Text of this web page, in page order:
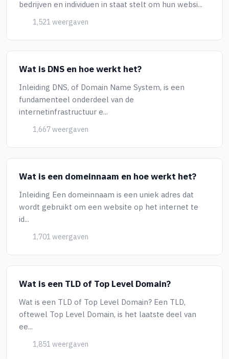
bedrijven en individuen in staat stelt om hun websi...
1,521 weergaven
Wat is DNS en hoe werkt het?
Inleiding DNS, of Domain Name System, is een
fundamenteel onderdeel van de
internetinfrastructuur e...
1,667 weergaven
Wat is een domeinnaam en hoe werkt het?
Inleiding Een domeinnaam is een uniek adres dat
wordt gebruikt om een website op het internet te
id...
1,701 weergaven
Wat is een TLD of Top Level Domain?
Wat is een TLD of Top Level Domain? Een TLD,
oftewel Top Level Domain, is het laatste deel van
ee...
1,851 weergaven